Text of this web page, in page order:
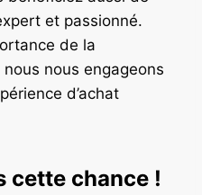
et passionné.
de la
nous engageons
d’achat
cette chance !